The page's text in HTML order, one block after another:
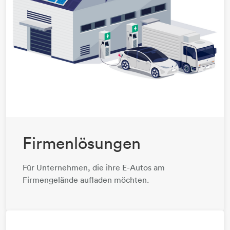
Firmenlösungen
Für Unternehmen, die ihre E-Autos am
Firmengelände aufladen möchten.